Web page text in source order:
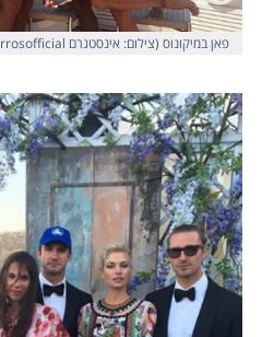
פאן במיקונוס (צילום: אינסטגרם anabeatrizbarrosofficial)